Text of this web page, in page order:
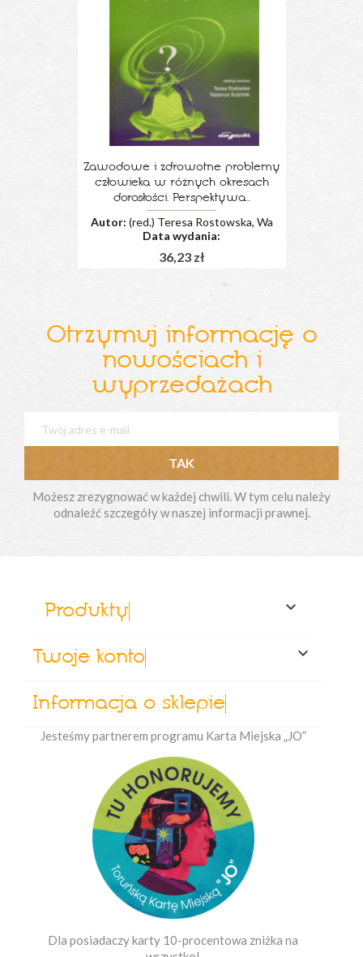
Zawodowe i zdrowotne problemy
człowieka w różnych okresach
dorosłości. Perspektywa...
Autor: (red.) Teresa Rostowska, Wa
Data wydania:
36,23 zł
Otrzymuj informację o
nowościach i
wyprzedażach
Możesz zrezygnować w każdej chwili. W tym celu należy
odnaleźć szczegóły w naszej informacji prawnej.
Produkty 
Twoje konto 
Informacja o sklepie
Jesteśmy partnerem programu Karta Miejska „JO”
Dla posiadaczy karty 10-procentowa zniżka na